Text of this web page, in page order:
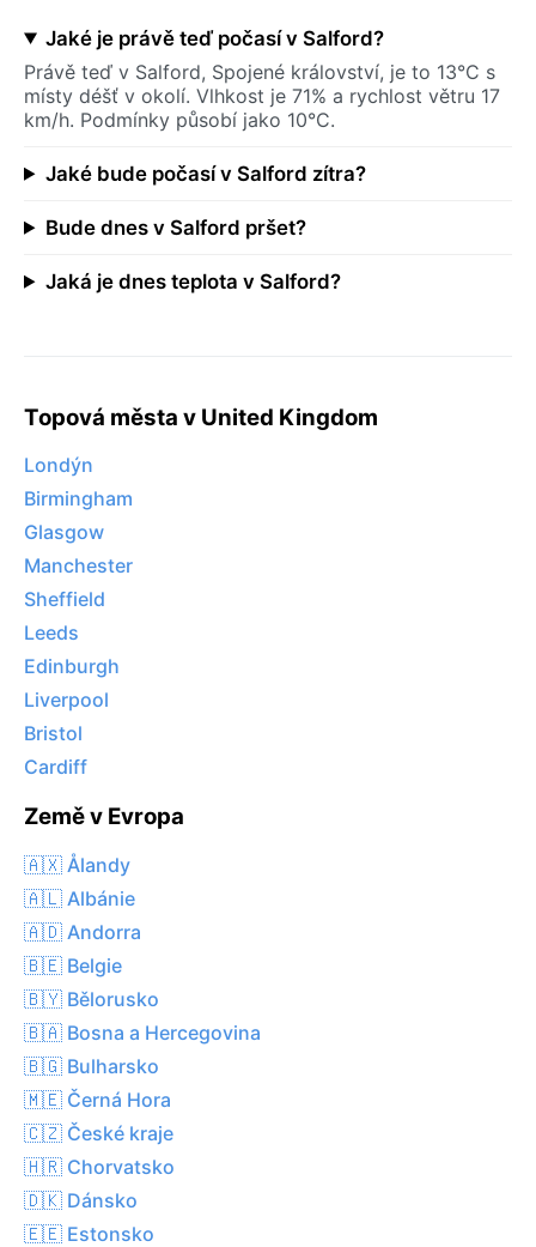
Jaké je právě teď počasí v Salford?
Právě teď v Salford, Spojené království, je to 13°C s
místy déšť v okolí. Vlhkost je 71% a rychlost větru 17
km/h. Podmínky působí jako 10°C.
Jaké bude počasí v Salford zítra?
Bude dnes v Salford pršet?
Jaká je dnes teplota v Salford?
Topová města v United Kingdom
Londýn
Birmingham
Glasgow
Manchester
Sheffield
Leeds
Edinburgh
Liverpool
Bristol
Cardiff
Země v Evropa
🇦🇽 Ålandy
🇦🇱 Albánie
🇦🇩 Andorra
🇧🇪 Belgie
🇧🇾 Bělorusko
🇧🇦 Bosna a Hercegovina
🇧🇬 Bulharsko
🇲🇪 Černá Hora
🇨🇿 České kraje
🇭🇷 Chorvatsko
🇩🇰 Dánsko
🇪🇪 Estonsko